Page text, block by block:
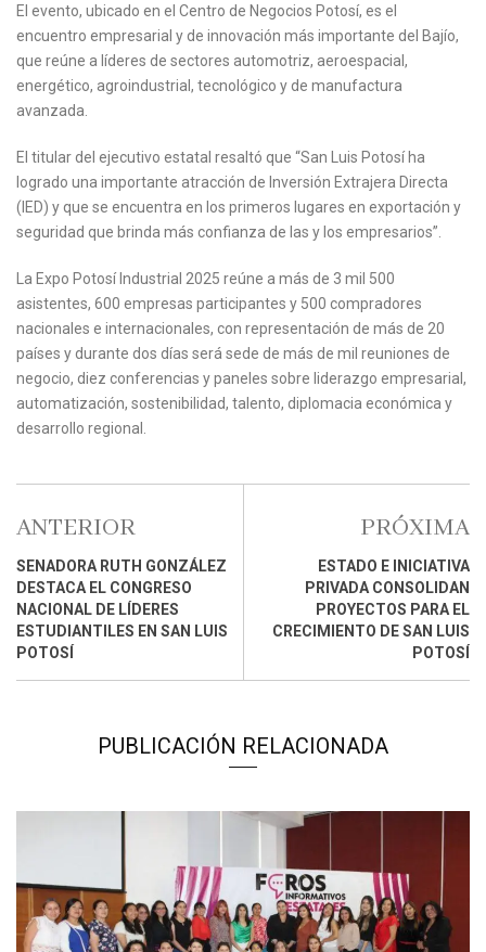
El evento, ubicado en el Centro de Negocios Potosí, es el
encuentro empresarial y de innovación más importante del Bajío,
que reúne a líderes de sectores automotriz, aeroespacial,
energético, agroindustrial, tecnológico y de manufactura
avanzada.
El titular del ejecutivo estatal resaltó que “San Luis Potosí ha
logrado una importante atracción de Inversión Extrajera Directa
(IED) y que se encuentra en los primeros lugares en exportación y
seguridad que brinda más confianza de las y los empresarios”.
La Expo Potosí Industrial 2025 reúne a más de 3 mil 500
asistentes, 600 empresas participantes y 500 compradores
nacionales e internacionales, con representación de más de 20
países y durante dos días será sede de más de mil reuniones de
negocio, diez conferencias y paneles sobre liderazgo empresarial,
automatización, sostenibilidad, talento, diplomacia económica y
desarrollo regional.
ANTERIOR
SENADORA RUTH GONZÁLEZ
DESTACA EL CONGRESO
NACIONAL DE LÍDERES
ESTUDIANTILES EN SAN LUIS
POTOSÍ
PRÓXIMA
ESTADO E INICIATIVA
PRIVADA CONSOLIDAN
PROYECTOS PARA EL
CRECIMIENTO DE SAN LUIS
POTOSÍ
PUBLICACIÓN RELACIONADA